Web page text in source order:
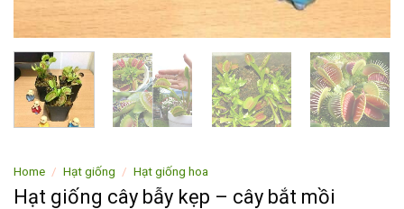
Home / Hạt giống / Hạt giống hoa
Hạt giống cây bẫy kẹp – cây bắt mồi